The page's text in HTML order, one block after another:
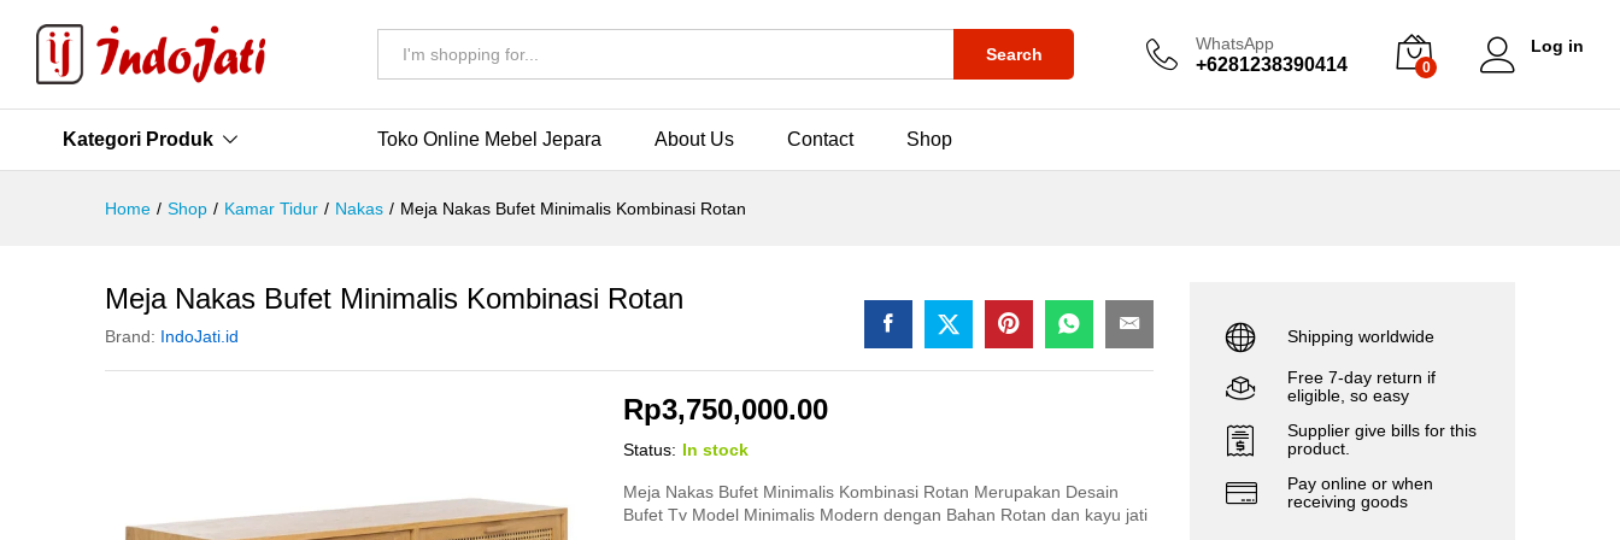
Search
WhatsApp
+6281238390414 0
Log in
Kategori Produk Toko Online Mebel Jepara About Us Contact Shop
Home / Shop / Kamar Tidur / Nakas / Meja Nakas Bufet Minimalis Kombinasi Rotan
Meja Nakas Bufet Minimalis Kombinasi Rotan
Brand: IndoJati.id
Rp3,750,000.00
Status: In stock
Meja Nakas Bufet Minimalis Kombinasi Rotan Merupakan Desain
Bufet Tv Model Minimalis Modern dengan Bahan Rotan dan kayu jati
Shipping worldwide
Free 7-day return if
eligible, so easy
Supplier give bills for this
product.
Pay online or when
receiving goods